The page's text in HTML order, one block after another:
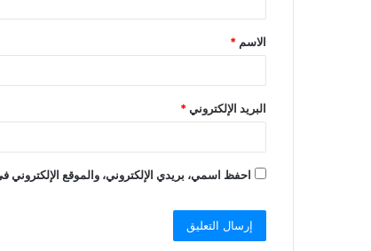
ق
*
الاسم *
البريد الإلكتروني*
احفظ اسمي، بريدي الإلكتروني، والموقع الإلكتروني